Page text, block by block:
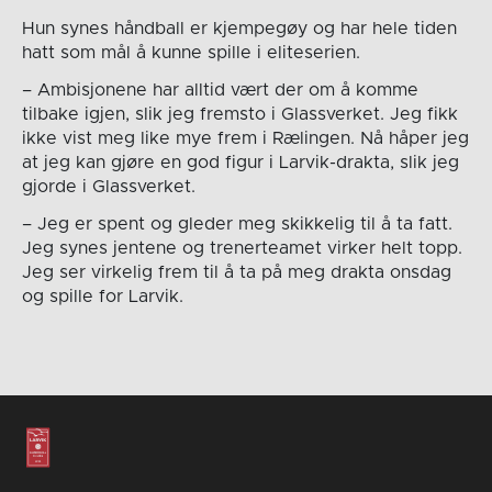
Hun synes håndball er kjempegøy og har hele tiden
hatt som mål å kunne spille i eliteserien.
– Ambisjonene har alltid vært der om å komme
tilbake igjen, slik jeg fremsto i Glassverket. Jeg fikk
ikke vist meg like mye frem i Rælingen. Nå håper jeg
at jeg kan gjøre en god figur i Larvik-drakta, slik jeg
gjorde i Glassverket.
– Jeg er spent og gleder meg skikkelig til å ta fatt.
Jeg synes jentene og trenerteamet virker helt topp.
Jeg ser virkelig frem til å ta på meg drakta onsdag
og spille for Larvik.